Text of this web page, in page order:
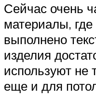
Сейчас очень
материалы,
выполнено
изделия
используют не
еще и для